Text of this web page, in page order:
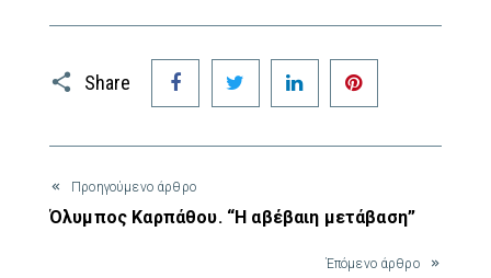
Share
Facebook Twitter LinkedIn
Προηγούμενο άρθρο
Όλυμπος Καρπάθου. “H αβέβαιη μετάβαση”
Έπόμενο άρθρο